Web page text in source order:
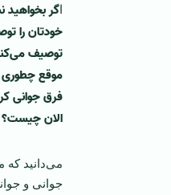
اگر بخواهید
خودتان را
توصیف
موقع چطوری
فرق جوانی
الان چیست؟
می‌دانید
جوانی و